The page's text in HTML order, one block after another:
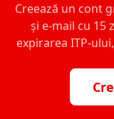
Creează un cont
și e-mail cu 15
expirarea ITP-